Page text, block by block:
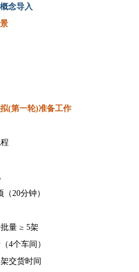
念导入
(第一轮)准备工作
20分钟）
量 ≥ 5架
4个车间）
交货时间